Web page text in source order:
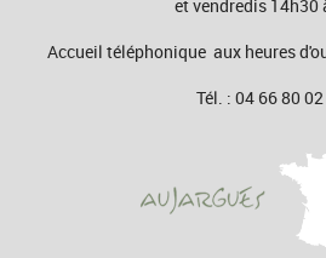
et vendredis 14h30
Accueil téléphonique aux heures
Tél. : 04 66 80